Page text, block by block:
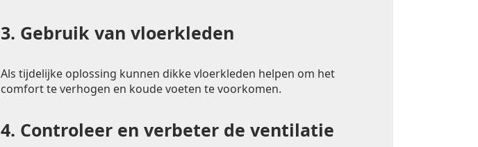
3. Gebruik van vloerkleden
Als tijdelijke oplossing kunnen dikke vloerkleden helpen om het
comfort te verhogen en koude voeten te voorkomen.
4. Controleer en verbeter de ventilatie